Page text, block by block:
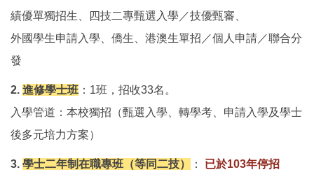
績優單獨招生、四技二專甄選入學／技優甄審、
外國學生申請入學、僑生、港澳生單招／個人申請／聯合分
發
2. 進修學士班 ：1班，招收33名。
入學管道：本校獨招（甄選入學、轉學考、申請入學及學士
後多元培力方案）
3. 學士二年制在職專班（等同二技） ： 已於103年停招